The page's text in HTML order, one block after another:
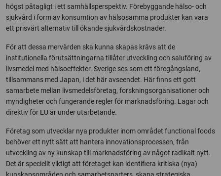
högst påtagligt i ett samhällsperspektiv. Förebyggande hälso- och
sjukvård i form av konsumtion av hälsosamma produkter kan vara
ett prisvärt alternativ till ökande sjukvårdskostnader.
För att dessa mervärden ska kunna skapas krävs att de
institutionella förutsättningarna tillåter utveckling och saluföring av
livsmedel med hälsoeffekter. Sverige ses som ett föregångsland,
tillsammans med Japan, i det här avseendet. Här finns ett gott
samarbete mellan livsmedelsföretag, forskningsorganisationer och
myndigheter och fungerande regler för marknadsföring. Lagar och
direktiv för EU är under utarbetande.
Företag som utvecklar nya produkter inom området functional foods
behöver ett nytt sätt att hantera innovationsprocessen, från
utveckling av ny kunskap till marknadsföring av något radikalt nytt.
Det är speciellt viktigt att företaget kan identifiera kritiska (nya)